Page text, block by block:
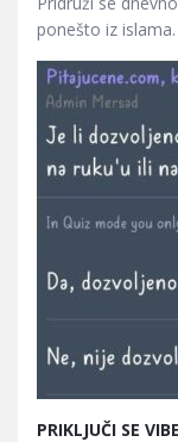
ponešto iz islama.
PRIKLJUČI SE